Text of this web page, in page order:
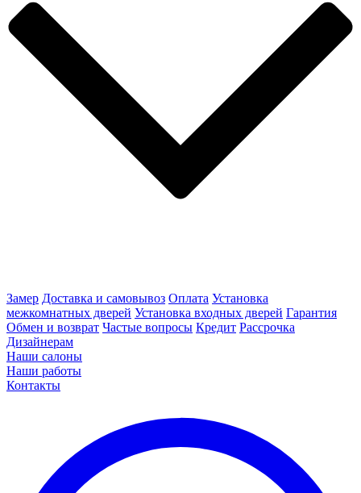
Замер Доставка и самовывоз Оплата Установка
межкомнатных дверей Установка входных дверей Гарантия
Обмен и возврат Частые вопросы Кредит Рассрочка
Дизайнерам
Наши салоны
Наши работы
Контакты